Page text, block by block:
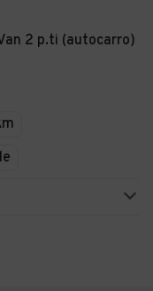
2 p.ti (autocarro)